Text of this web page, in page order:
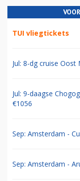
TUI vliegtickets
Jul: 8-dg cruise Oost
Jul: 9-daagse
€1056
Sep: Amsterdam -
Sep: Amsterdam -